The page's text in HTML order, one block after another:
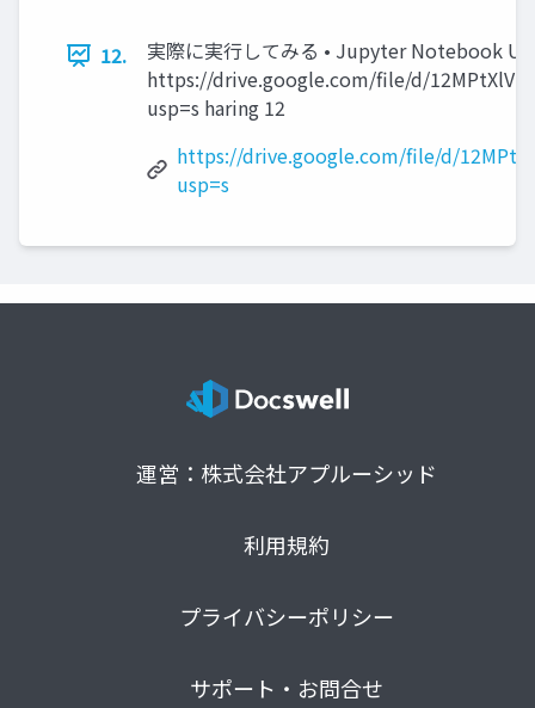
12.
実際に実行してみる • Jupyter Notebook
https://drive.google.com/file/d/
usp=s haring 12
https://drive.google.com/file/d/
usp=s
運営：株式会社アプルーシッド
利用規約
プライバシーポリシー
サポート・お問合せ